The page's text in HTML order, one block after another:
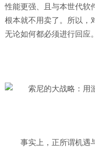
性能更强、且与本世代软
根本就不用卖了。所以，
无论如何都必须进行回应。
事实上，正所谓机遇